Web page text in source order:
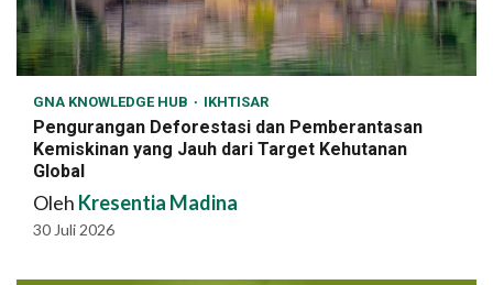
GNA KNOWLEDGE HUB IKHTISAR
Pengurangan Deforestasi dan Pemberantasan
Kemiskinan yang Jauh dari Target Kehutanan
Global
Oleh Kresentia Madina
30 Juli 2026